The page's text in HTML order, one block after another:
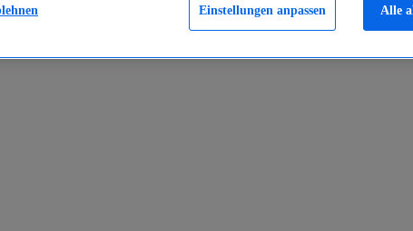
2024
in Deutschland 2005-2025
Einstellungen anpassen Alle